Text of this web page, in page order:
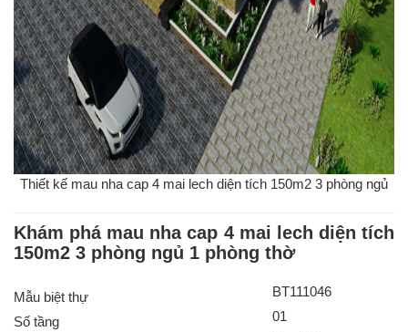
Thiết kế mau nha cap 4 mai lech diện tích 150m2 3 phòng ngủ
Khám phá mau nha cap 4 mai lech diện tích
150m2 3 phòng ngủ 1 phòng thờ
Mẫu biệt thự
BT111046
Số tầng
01